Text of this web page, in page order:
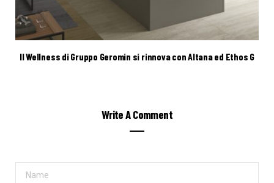
Il Wellness di Gruppo Geromin si rinnova con Altana ed Ethos G
Write A Comment